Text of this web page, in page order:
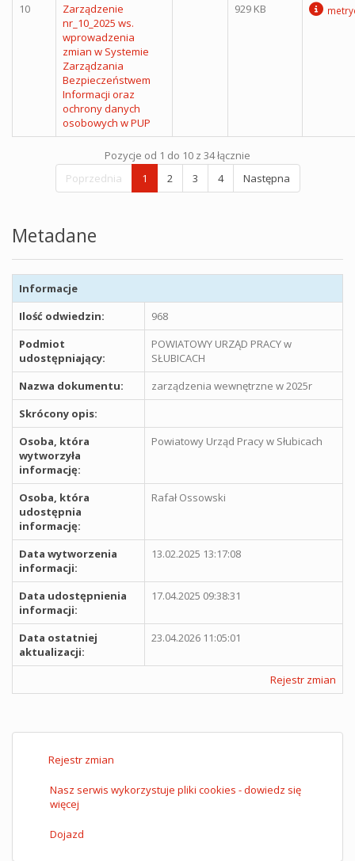
10
Zarządzenie
nr_10_2025 ws.
wprowadzenia
zmian w Systemie
Zarządzania
Bezpieczeństwem
Informacji oraz
ochrony danych
osobowych w PUP
929 KB
Pozycje od 1 do 10 z 34 łącznie
Poprzednia
1 2 3 4 Następna
Metadane
Informacje
Ilość odwiedzin:
968
Podmiot
udostępniający:
POWIATOWY URZĄD PRACY w
SŁUBICACH
Nazwa dokumentu:
zarządzenia wewnętrzne w 2025r
Skrócony opis:
Osoba, która
wytworzyła
informację:
Powiatowy Urząd Pracy w Słubicach
Osoba, która
udostępnia
informację:
Rafał Ossowski
Data wytworzenia
informacji:
13.02.2025 13:17:08
Data udostępnienia
informacji:
17.04.2025 09:38:31
Data ostatniej
aktualizacji:
23.04.2026 11:05:01
Rejestr zmian
Rejestr zmian
Nasz serwis wykorzystuje pliki cookies - dowiedz się
więcej
Dojazd